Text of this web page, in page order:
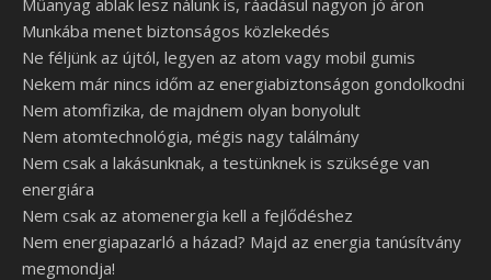
Műanyag ablak lesz nálunk is, ráadásul nagyon jó áron
Munkába menet biztonságos közlekedés
Ne féljünk az újtól, legyen az atom vagy mobil gumis
Nekem már nincs időm az energiabiztonságon gondolkodni
Nem atomfizika, de majdnem olyan bonyolult
Nem atomtechnológia, mégis nagy találmány
Nem csak a lakásunknak, a testünknek is szüksége van
energiára
Nem csak az atomenergia kell a fejlődéshez
Nem energiapazarló a házad? Majd az energia tanúsítvány
megmondja!